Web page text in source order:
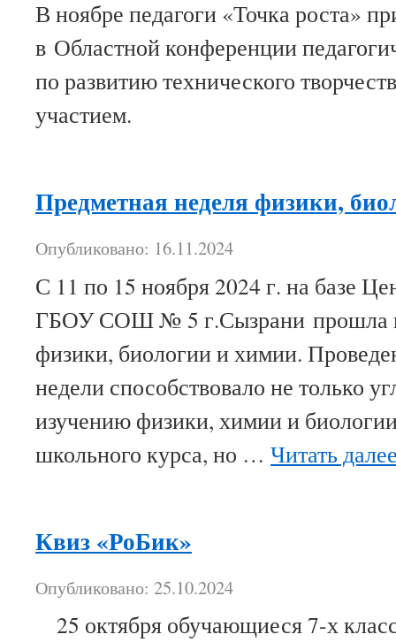
В ноябре педагоги «Точка роста»
в Областной конференции
по развитию технического
участием.
Предметная неделя физики,
Опубликовано: 16.11.2024
С 11 по 15 ноября 2024 г. на базе
ГБОУ СОШ № 5 г.Сызрани прошла
физики, биологии и химии.
недели способствовало не только
изучению физики, химии и
школьного курса, но … Читать
Квиз «РоБик»
Опубликовано: 25.10.2024
25 октября обучающиеся 7-х